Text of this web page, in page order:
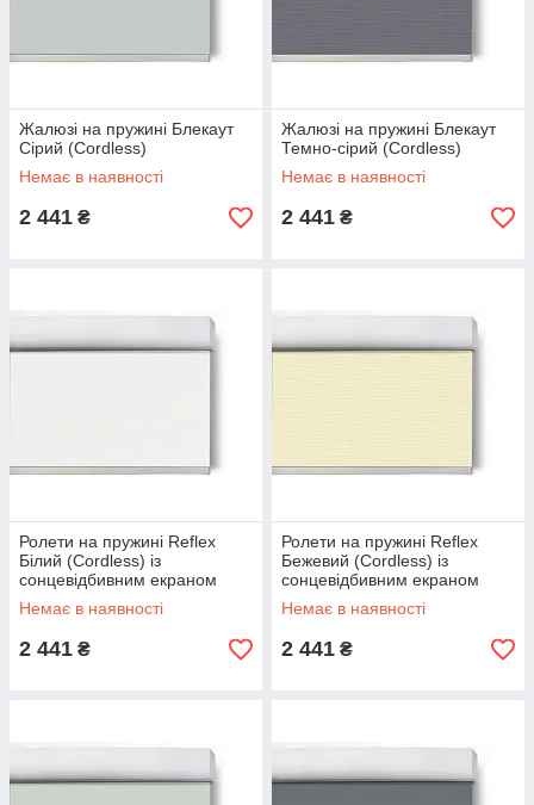
Жалюзі на пружині Блекаут
Сірий (Cordless)
Немає в наявності
2 441 ₴
Жалюзі на пружині Блекаут
Темно-сірий (Cordless)
Немає в наявності
2 441 ₴
Ролети на пружині Reflex
Білий (Cordless) із
сонцевідбивним екраном
Немає в наявності
2 441 ₴
Ролети на пружині Reflex
Бежевий (Cordless) із
сонцевідбивним екраном
Немає в наявності
2 441 ₴